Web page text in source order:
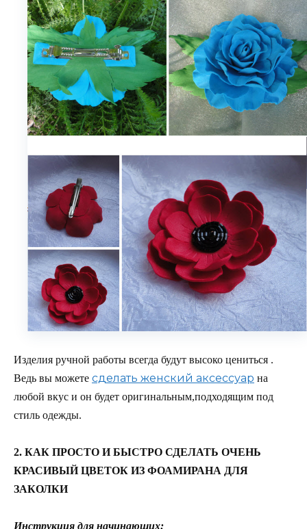
Изделия ручной работы всегда будут высоко цениться .
Ведь вы можете сделать женский аксессуар на
любой вкус и он будет оригинальным,подходящим под
стиль одежды.
2. КАК ПРОСТО И БЫСТРО СДЕЛАТЬ ОЧЕНЬ
КРАСИВЫЙ ЦВЕТОК ИЗ ФОАМИРАНА ДЛЯ
ЗАКОЛКИ
Инструкция для начинающих: